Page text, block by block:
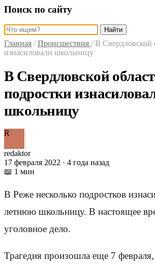
Поиск по сайту
Найти
Главная / Происшествия / В Свердловской
изнасиловали школьницу
В Свердловской
подростки
школьницу
R
redaktor
17 февраля 2022 · 4 года назад
📖 1 мин
В Реже несколько подростков
летнюю школьницу. В настоящее
уголовное дело.
Трагедия произошла еще 7